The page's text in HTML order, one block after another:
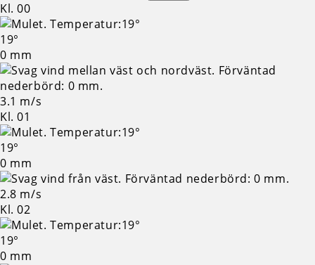
Kl. 00
19°
0 mm
3.1 m/s
Kl. 01
19°
0 mm
2.8 m/s
Kl. 02
19°
0 mm